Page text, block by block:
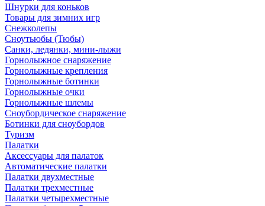
Шнурки для коньков
Товары для зимних игр
Снежколепы
Сноутьюбы (Тюбы)
Санки, ледянки, мини-лыжи
Горнолыжное снаряжение
Горнолыжные крепления
Горнолыжные ботинки
Горнолыжные очки
Горнолыжные шлемы
Сноубордическое снаряжение
Ботинки для сноубордов
Туризм
Палатки
Аксессуары для палаток
Автоматические палатки
Палатки двухместные
Палатки трехместные
Палатки четырехместные